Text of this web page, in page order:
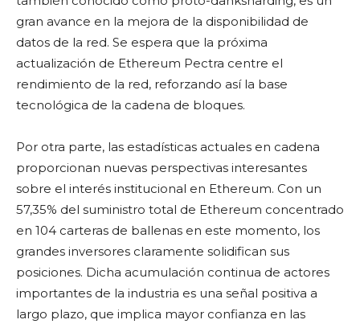
gran avance en la mejora de la disponibilidad de
datos de la red. Se espera que la próxima
actualización de Ethereum Pectra centre el
rendimiento de la red, reforzando así la base
tecnológica de la cadena de bloques.
Por otra parte, las estadísticas actuales en cadena
proporcionan nuevas perspectivas interesantes
sobre el interés institucional en Ethereum. Con un
57,35% del suministro total de Ethereum concentrado
en 104 carteras de ballenas en este momento, los
grandes inversores claramente solidifican sus
posiciones. Dicha acumulación continua de actores
importantes de la industria es una señal positiva a
largo plazo, que implica mayor confianza en las